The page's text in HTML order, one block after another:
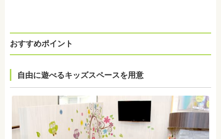
おすすめポイント
自由に遊べるキッズスペースを用意